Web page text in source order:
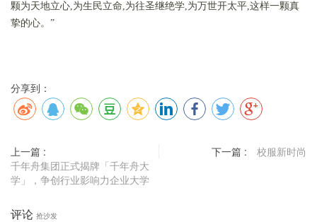
颗为天地立心,为生民立命,为往圣继绝学,为万世开太平,这样一颗真
挚的心。”
分享到：
上一篇 :
千年舟集团正式揭牌「千年舟大
学」，争创行业影响力企业大学
下一篇 : 校服新时尚
评论 抢沙发